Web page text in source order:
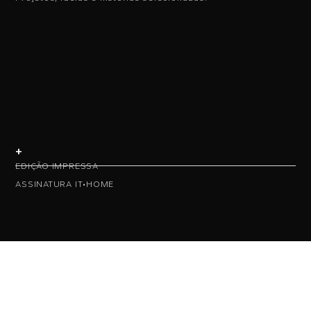
+
EDIÇÃO IMPRESSA
ASSINATURA IT•HOME